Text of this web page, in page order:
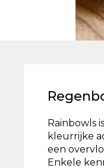
Rainbowls
kleurrijke
een
Enkele